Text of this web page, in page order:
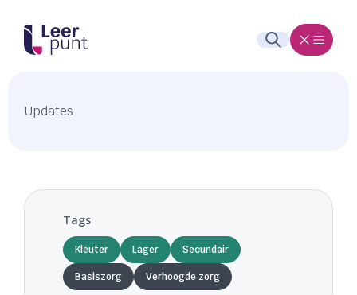
Updates
Tags
Kleuter Lager Secundair
Basiszorg Verhoogde zorg